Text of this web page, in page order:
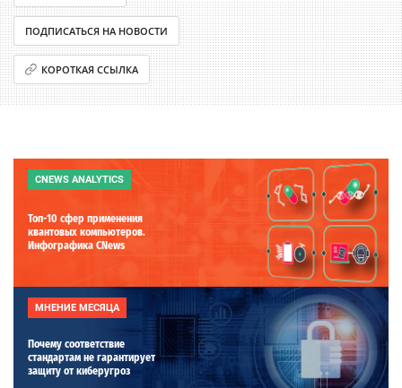
ПОДПИСАТЬСЯ НА НОВОСТИ
КОРОТКАЯ ССЫЛКА
CNEWS ANALYTICS
Топ-10 сфер применения
квантовых компьютеров.
Инфографика CNews
МНЕНИЕ МЕСЯЦА
Почему соответствие
стандартам не гарантирует
защиту от киберугроз